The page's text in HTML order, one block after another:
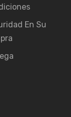
En Su